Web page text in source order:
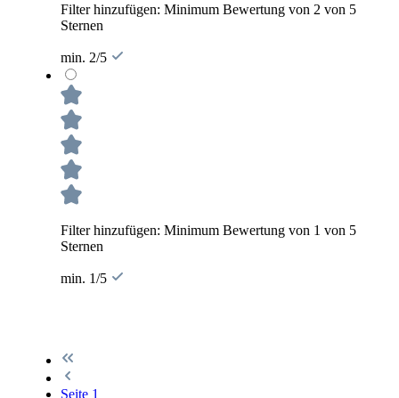
Filter hinzufügen: Minimum Bewertung von 2 von 5
Sternen
min. 2/5
Filter hinzufügen: Minimum Bewertung von 1 von 5
Sternen
min. 1/5
Seite 1